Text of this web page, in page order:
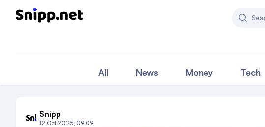
Search
All News Money Tech
Snipp
12 Oct 2025, 09:09